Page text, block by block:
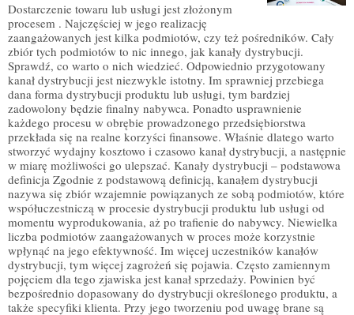
Dostarczenie towaru lub usługi jest złożonym
procesem . Najczęściej w jego realizację
zaangażowanych jest kilka podmiotów, czy też pośredników. Cały
zbiór tych podmiotów to nic innego, jak kanały dystrybucji.
Sprawdź, co warto o nich wiedzieć. Odpowiednio przygotowany
kanał dystrybucji jest niezwykle istotny. Im sprawniej przebiega
dana forma dystrybucji produktu lub usługi, tym bardziej
zadowolony będzie finalny nabywca. Ponadto usprawnienie
każdego procesu w obrębie prowadzonego przedsiębiorstwa
przekłada się na realne korzyści finansowe. Właśnie dlatego warto
stworzyć wydajny kosztowo i czasowo kanał dystrybucji, a następnie
w miarę możliwości go ulepszać. Kanały dystrybucji – podstawowa
definicja Zgodnie z podstawową definicją, kanałem dystrybucji
nazywa się zbiór wzajemnie powiązanych ze sobą podmiotów, które
współuczestniczą w procesie dystrybucji produktu lub usługi od
momentu wyprodukowania, aż po trafienie do nabywcy. Niewielka
liczba podmiotów zaangażowanych w proces może korzystnie
wpłynąć na jego efektywność. Im więcej uczestników kanałów
dystrybucji, tym więcej zagrożeń się pojawia. Często zamiennym
pojęciem dla tego zjawiska jest kanał sprzedaży. Powinien być
bezpośrednio dopasowany do dystrybucji określonego produktu, a
także specyfiki klienta. Przy jego tworzeniu pod uwagę brane są